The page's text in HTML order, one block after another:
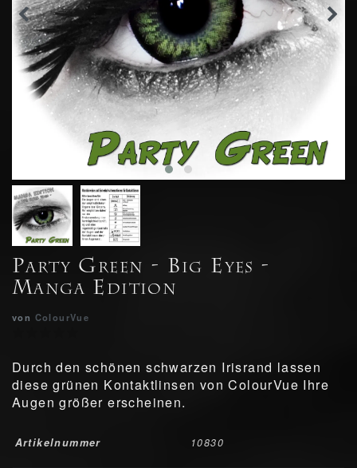
Party Green - Big Eyes -
Manga Edition
von ColourVue
Durch den schönen schwarzen Irisrand lassen
diese grünen Kontaktlinsen von ColourVue Ihre
Augen größer erscheinen.
Artikelnummer 10830